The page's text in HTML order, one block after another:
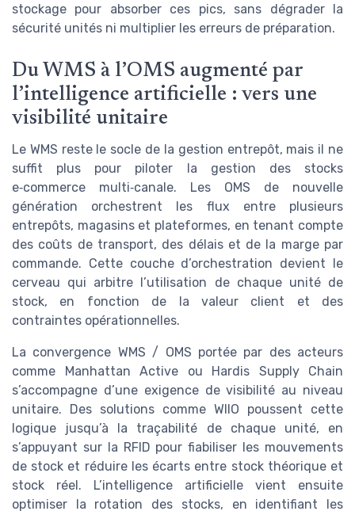
stockage pour absorber ces pics, sans dégrader la
sécurité unités ni multiplier les erreurs de préparation.
Du WMS à l’OMS augmenté par
l’intelligence artificielle : vers une
visibilité unitaire
Le WMS reste le socle de la gestion entrepôt, mais il ne
suffit plus pour piloter la gestion des stocks
e‑commerce multi‑canale. Les OMS de nouvelle
génération orchestrent les flux entre plusieurs
entrepôts, magasins et plateformes, en tenant compte
des coûts de transport, des délais et de la marge par
commande. Cette couche d’orchestration devient le
cerveau qui arbitre l’utilisation de chaque unité de
stock, en fonction de la valeur client et des
contraintes opérationnelles.
La convergence WMS / OMS portée par des acteurs
comme Manhattan Active ou Hardis Supply Chain
s’accompagne d’une exigence de visibilité au niveau
unitaire. Des solutions comme WIIO poussent cette
logique jusqu’à la traçabilité de chaque unité, en
s’appuyant sur la RFID pour fiabiliser les mouvements
de stock et réduire les écarts entre stock théorique et
stock réel. L’intelligence artificielle vient ensuite
optimiser la rotation des stocks, en identifiant les